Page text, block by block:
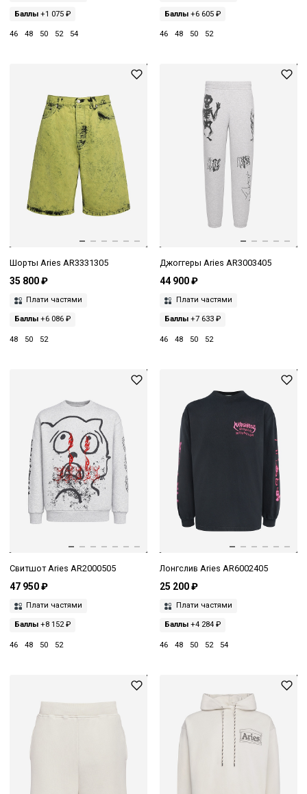
Баллы +1 075 ₽
46 48 50 52 54
Баллы+6 605 ₽
46 48 50 52
Шорты Aries AR3331305
35 800 ₽
Плати частями
Баллы +6 086 ₽
48 50 52
Джоггеры Aries AR3003405
44 900 ₽
Плати частями
Баллы+7 633 ₽
46 48 50 52
Свитшот Aries AR2000505
47 950 ₽
Плати частями
Баллы +8 152 ₽
46 48 50 52
Лонгслив Aries AR6002405
25 200 ₽
Плати частями
Баллы+4 284 ₽
46 48 50 52 54